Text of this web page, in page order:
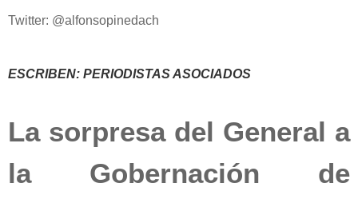
Twitter: @alfonsopinedach
ESCRIBEN: PERIODISTAS ASOCIADOS
La sorpresa del General a
la Gobernación de